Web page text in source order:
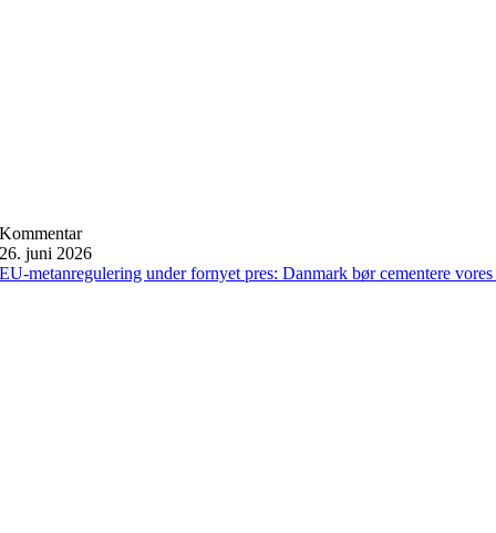
Kommentar
26. juni 2026
EU-metanregulering under fornyet pres: Danmark bør cementere